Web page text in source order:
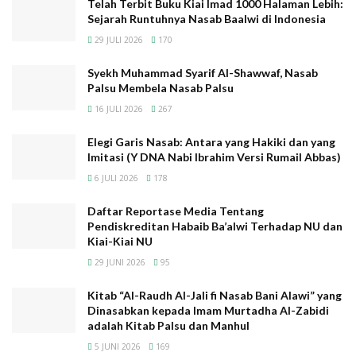
itu mentok pada abad ke 9 H. kitab yang pertama
menyebut Ubed sebagai anak Ahmad adalah kitab
tasawuf yang bernama Al Burqah al Musyiqah (895 H.);
sedangkan kitab nasab yang paling dekat mengitsbat
Ubed sebagai anak Ahmad adalah kitab Tuhfat al
dengan kitab yang lebih tua yaitu kitab Al-Syajarah al-
Mubarakah yang ditulis tahun 597 H. yang tidak
dalam kaidah ilmu nasab, sebuah kitab nasab bisa
dijadikan rujukan jika mempunyai syarat tertentu. Salah
satu syaratnya adalah: An la takuna mukhalifatan lil
ushul (tidak boleh bertentangan dengan kitab-kitab
Rupanya sekarang Ra Ismail sudah faham semua itu.
teori dan metode penetapan nasab tidak bisa
Telah Terbit Buku Kiai Imad 1000 Halaman Lebih:
Sejarah Runtuhnya Nasab Baalwi di Indonesia
29 JULI 2026 170
Syekh Muhammad Syarif Al-Shawwaf, Nasab
Palsu Membela Nasab Palsu
16 JULI 2026 267
Elegi Garis Nasab: Antara yang Hakiki dan yang
Imitasi (Y DNA Nabi Ibrahim Versi Rumail Abbas)
6 JULI 2026 178
Daftar Reportase Media Tentang
Pendiskreditan Habaib Ba’alwi Terhadap NU dan
Kiai-Kiai NU
29 JUNI 2026 95
Kitab “Al-Raudh Al-Jali fi Nasab Bani Alawi” yang
Dinasabkan kepada Imam Murtadha Al-Zabidi
adalah Kitab Palsu dan Manhul
5 JUNI 2026 169